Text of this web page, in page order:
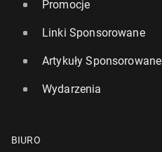
Promocje
Linki Sponsorowane
Artykuły Sponsorowane
Wydarzenia
BIURO